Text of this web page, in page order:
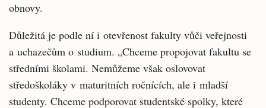
obnovy.
Důležitá je podle ní i otevřenost fakulty vůči veřejnosti
a uchazečům o studium. „Chceme propojovat fakultu se
středními školami. Nemůžeme však oslovovat
středoškoláky v maturitních ročnících, ale i mladší
studenty. Chceme podporovat studentské spolky, které